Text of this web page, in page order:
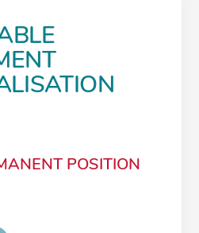
POSITION